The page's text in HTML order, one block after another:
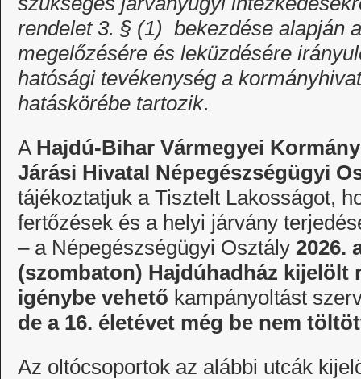
rendelet 3. § (1) bekezdése alapján
megelőzésére és leküzdésére
hatósági tevékenység a
hatáskörébe tartozik.
A Hajdú-Bihar Vármegyei
Járási Hivatal Népegészségügyi
tájékoztatjuk a Tisztelt Lakosságot,
fertőzések és a helyi járvány
– a Népegészségügyi Osztály 2026.
(szombaton) Hajdúhadház kijelölt
igénybe vehető kampányoltást
de a 16. életévet még be nem
Az oltócsoportok az alábbi utcák